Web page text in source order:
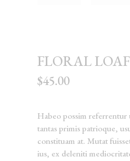
FLORAL
$45.00
Habeo possim
tantas primis patrioque,
constituam at. Mutat
ius, ex deleniti